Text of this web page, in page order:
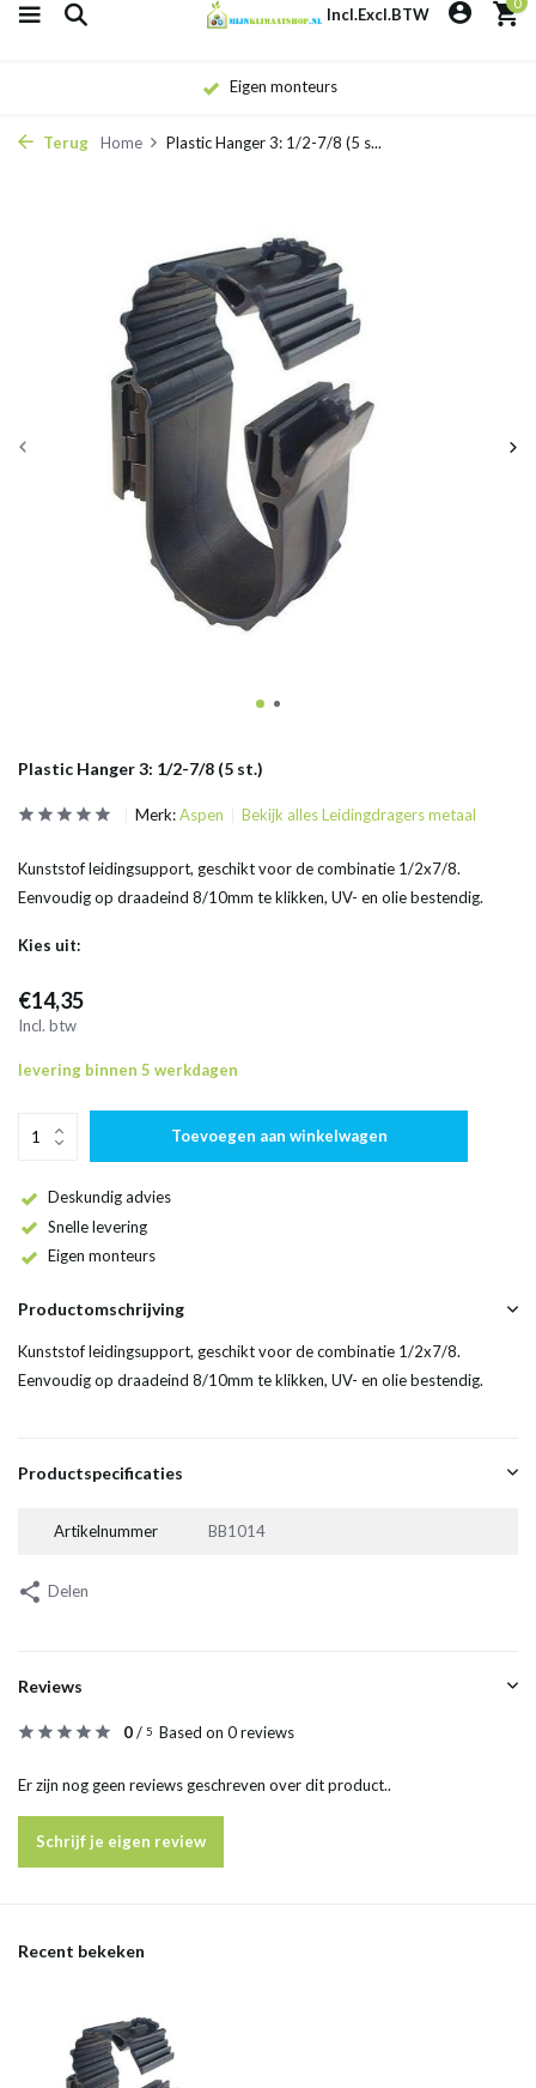
Incl.Excl.BTW
Eigen monteurs
Terug Home Plastic Hanger 3: 1/2-7/8 (5 s...
Plastic Hanger 3: 1/2-7/8 (5 st.)
Merk:Aspen Bekijk alles Leidingdragers metaal
Kunststof leidingsupport, geschikt voor de combinatie 1/2x7/8.
Eenvoudig op draadeind 8/10mm te klikken, UV- en olie bestendig.
Kies uit:
€14,35
Incl. btw
levering binnen 5 werkdagen
Toevoegen aan winkelwagen
Deskundig advies
Snelle levering
Eigen monteurs
Productomschrijving
Kunststof leidingsupport, geschikt voor de combinatie 1/2x7/8.
Eenvoudig op draadeind 8/10mm te klikken, UV- en olie bestendig.
Productspecificaties
Artikelnummer BB1014
Delen
Reviews
0/ 5 Based on 0 reviews
Er zijn nog geen reviews geschreven over dit product..
Schrijf je eigen review
Recent bekeken